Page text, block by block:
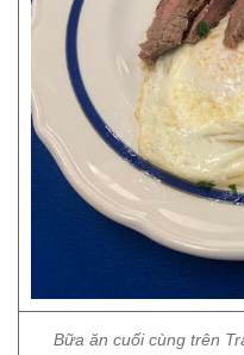
Bữa ăn cuối cùng trên